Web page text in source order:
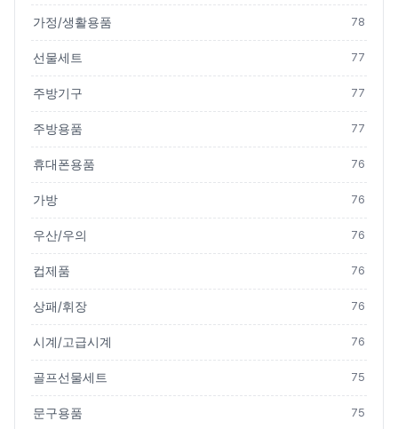
가정/생활용품 78
선물세트 77
주방기구 77
주방용품 77
휴대폰용품 76
가방 76
우산/우의 76
컵제품 76
상패/휘장 76
시계/고급시계 76
골프선물세트 75
문구용품 75